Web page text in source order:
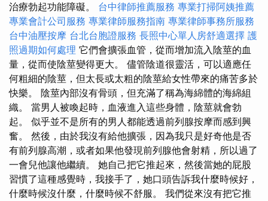
治療勃起功能障礙。 台中律師推薦服務 專業打掃阿姨推薦
專業會計公司服務 專業律師服務指南 專業律師事務所服務
台中油壓按摩 台北台胞證服務 長照中心單人房舒適選擇 護
照過期如何處理 它們會擴張血管，從而增加流入陰莖的血
量，從而使陰莖變得更大。 儘管陰道很靈活，可以適應任
何粗細的陰莖，但太長或太粗的陰莖給女性帶來的痛苦多於
快樂。 陰莖內部沒有骨頭，但充滿了稱為海綿體的海綿組
織。 當男人被喚起時，血液進入這些身體，陰莖就會勃
起。 似乎並不是所有的男人都能透過前列腺按摩而感到興
奮。 然後，由於我沒有給他擴張，因為我只是好奇他是否
有前列腺高潮，或者如果他發現前列腺他會射精，所以過了
一會兒他讓他繼續。 她自己把它推起來，然後當她的屁股
習慣了這種感覺時，我接手了，她口頭告訴我什麼時候好，
什麼時候沒什麼，什麼時候不舒服。 我們從來沒有把它推